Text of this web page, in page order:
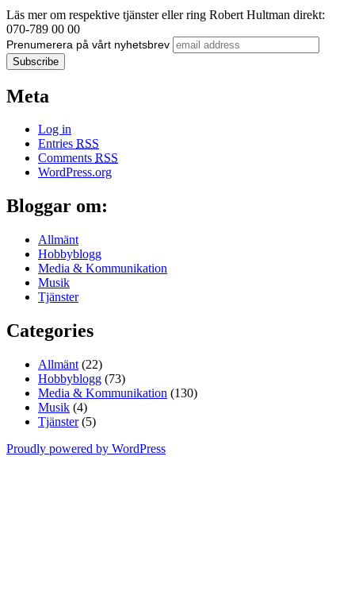
Läs mer om respektive tjänster eller ring Robert Hultman direkt:
070-789 00 00
Prenumerera på vårt nyhetsbrev
Meta
Log in
Entries RSS
Comments RSS
WordPress.org
Bloggar om:
Allmänt
Hobbyblogg
Media & Kommunikation
Musik
Tjänster
Categories
Allmänt (22)
Hobbyblogg (73)
Media & Kommunikation (130)
Musik (4)
Tjänster(5)
Proudly powered by WordPress